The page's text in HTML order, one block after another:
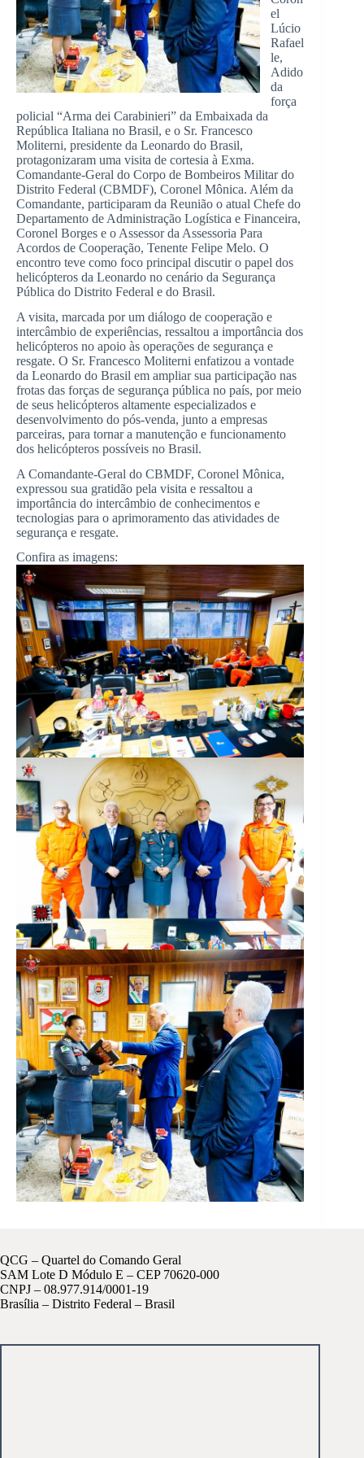
el
Lúcio
Rafael
le,
Adido
da
força
policial “Arma dei Carabinieri” da Embaixada da
República Italiana no Brasil, e o Sr. Francesco
Moliterni, presidente da Leonardo do Brasil,
protagonizaram uma visita de cortesia à Exma.
Comandante-Geral do Corpo de Bombeiros Militar do
Distrito Federal (CBMDF), Coronel Mônica. Além da
Comandante, participaram da Reunião o atual Chefe do
Departamento de Administração Logística e Financeira,
Coronel Borges e o Assessor da Assessoria Para
Acordos de Cooperação, Tenente Felipe Melo. O
encontro teve como foco principal discutir o papel dos
helicópteros da Leonardo no cenário da Segurança
Pública do Distrito Federal e do Brasil.
A visita, marcada por um diálogo de cooperação e
intercâmbio de experiências, ressaltou a importância dos
helicópteros no apoio às operações de segurança e
resgate. O Sr. Francesco Moliterni enfatizou a vontade
da Leonardo do Brasil em ampliar sua participação nas
frotas das forças de segurança pública no país, por meio
de seus helicópteros altamente especializados e
desenvolvimento do pós-venda, junto a empresas
parceiras, para tornar a manutenção e funcionamento
dos helicópteros possíveis no Brasil.
A Comandante-Geral do CBMDF, Coronel Mônica,
expressou sua gratidão pela visita e ressaltou a
importância do intercâmbio de conhecimentos e
tecnologias para o aprimoramento das atividades de
segurança e resgate.
Confira as imagens:
QCG – Quartel do Comando Geral
SAM Lote D Módulo E – CEP 70620-000
CNPJ – 08.977.914/0001-19
Brasília – Distrito Federal – Brasil